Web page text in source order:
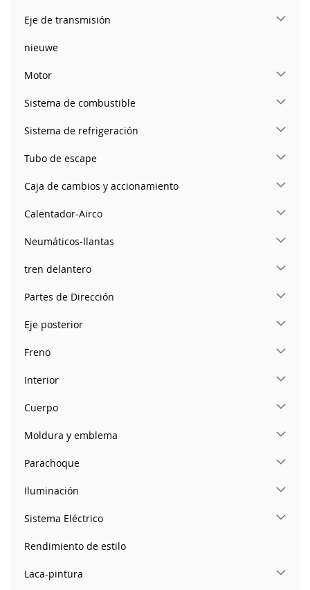
Eje de transmisión
nieuwe
Motor
Sistema de combustible
Sistema de refrigeración
Tubo de escape
Caja de cambios y accionamiento
Calentador-Airco
Neumáticos-llantas
tren delantero
Partes de Dirección
Eje posterior
Freno
Interior
Cuerpo
Moldura y emblema
Parachoque
Iluminación
Sistema Eléctrico
Rendimiento de estilo
Laca-pintura